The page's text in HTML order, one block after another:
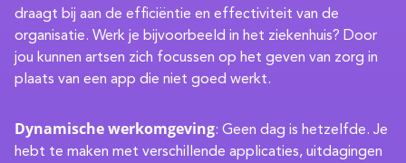
draagt bij aan de efficiëntie en effectiviteit van de
organisatie. Werk je bijvoorbeeld in het ziekenhuis? Door
jou kunnen artsen zich focussen op het geven van zorg in
plaats van een app die niet goed werkt.
Dynamische werkomgeving: Geen dag is hetzelfde. Je
hebt te maken met verschillende applicaties, uitdagingen